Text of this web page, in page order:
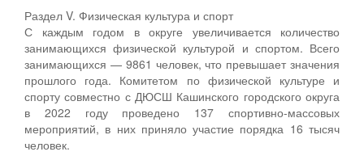
Раздел V. Физическая культура и спорт
С каждым годом в округе увеличивается количество
занимающихся физической культурой и спортом. Всего
занимающихся — 9861 человек, что превышает значения
прошлого года. Комитетом по физической культуре и
спорту совместно с ДЮСШ Кашинского городского округа
в 2022 году проведено 137 спортивно-массовых
мероприятий, в них приняло участие порядка 16 тысяч
человек.